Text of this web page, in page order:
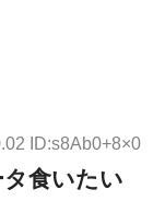
ID:s8Ab0+8×0
食いたい